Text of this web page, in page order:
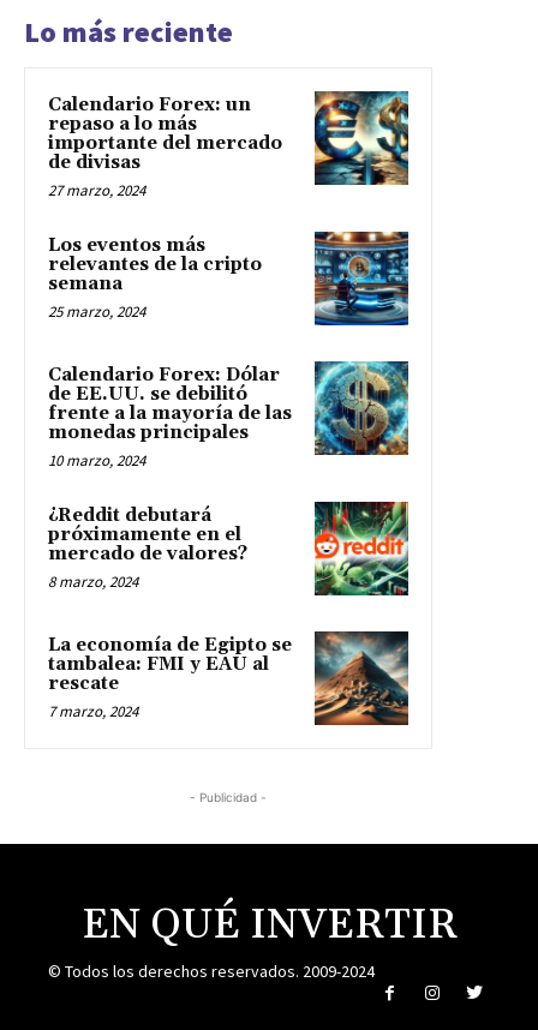
Lo más reciente
Calendario Forex: un
repaso a lo más
importante del mercado
de divisas
27 marzo, 2024
Los eventos más
relevantes de la cripto
semana
25 marzo, 2024
Calendario Forex: Dólar
de EE.UU. se debilitó
frente a la mayoría de las
monedas principales
10 marzo, 2024
¿Reddit debutará
próximamente en el
mercado de valores?
8 marzo, 2024
La economía de Egipto se
tambalea: FMI y EAU al
rescate
7 marzo, 2024
- Publicidad -
EN QUÉ INVERTIR
© Todos los derechos reservados. 2009-2024